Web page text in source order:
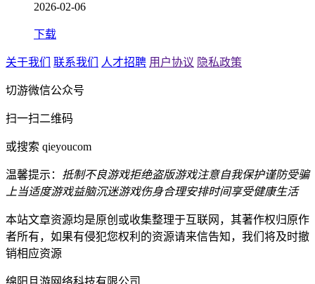
2026-02-06
下载
关于我们 联系我们 人才招聘 用户协议 隐私政策
切游微信公众号
扫一扫二维码
或搜索 qieyoucom
温馨提示： 抵制不良游戏拒绝盗版游戏注意自我保护谨防受骗
上当适度游戏益脑沉迷游戏伤身合理安排时间享受健康生活
本站文章资源均是原创或收集整理于互联网，其著作权归原作
者所有，如果有侵犯您权利的资源请来信告知，我们将及时撤
销相应资源